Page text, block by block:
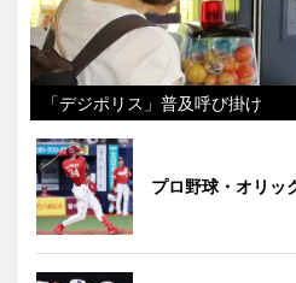
「デジポリス」普及呼び掛け
プロ野球・オリ